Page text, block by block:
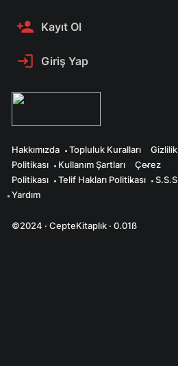
Kayıt Ol
Giriş Yap
Hakkımızda Topluluk Kuralları
Gizlilik
Politikası
Kullanım Şartları
Çerez
Politikası
Telif Hakları Politikası
S.S.S
Yardım
©2024 · CepteKitaplık · 0.01ß